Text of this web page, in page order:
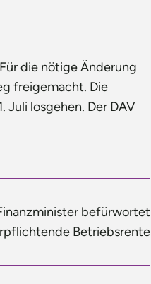
die nötige Änderung
freigemacht. Die
Juli losgehen. Der DAV
befürwortet
Betriebsrente